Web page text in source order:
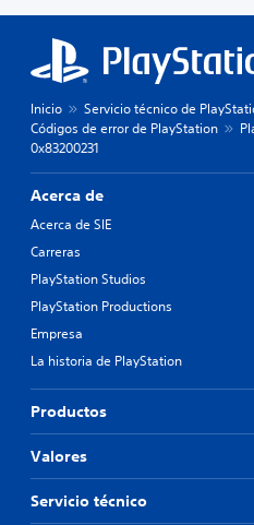
Inicio
Servicio técnico de
Códigos de error de PlayStation
0x83200231
Acerca de
Acerca de SIE
Carreras
PlayStation Studios
PlayStation Productions
Empresa
La historia de PlayStation
Productos
Valores
Servicio técnico